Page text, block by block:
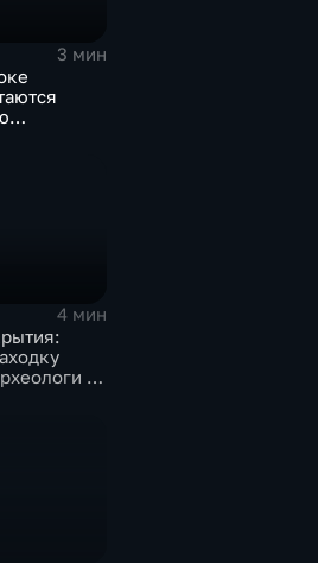
3 мин
4 мин
на